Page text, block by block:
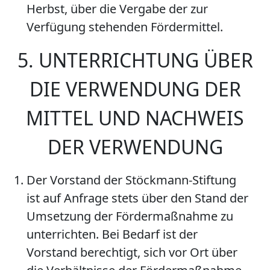
Herbst, über die Vergabe der zur
Verfügung stehenden Fördermittel.
5. UNTERRICHTUNG ÜBER
DIE VERWENDUNG DER
MITTEL UND NACHWEIS
DER VERWENDUNG
Der Vorstand der Stöckmann-Stiftung
ist auf Anfrage stets über den Stand der
Umsetzung der Fördermaßnahme zu
unterrichten. Bei Bedarf ist der
Vorstand berechtigt, sich vor Ort über